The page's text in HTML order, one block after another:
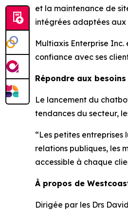
et la maintenance de
intégrées adaptées aux
Multiaxis Enterprise
confiance avec ses
Répondre aux
Le lancement du
tendances du secteur,
“Les petites
relations publiques, les
accessible à chaque
À propos de
Dirigée par les Drs